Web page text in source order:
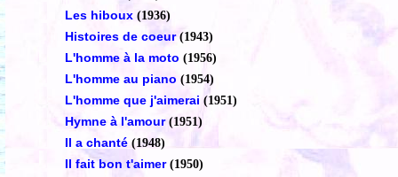
Les hiboux (1936)
Histoires de coeur (1943)
L'homme à la moto (1956)
L'homme au piano (1954)
L'homme que j'aimerai (1951)
Hymne à l'amour (1951)
Il a chanté (1948)
Il fait bon t'aimer (1950)